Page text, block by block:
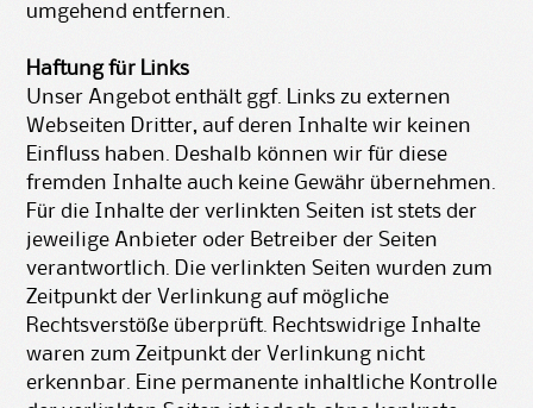
umgehend entfernen.
Haftung für Links
Unser Angebot enthält ggf. Links zu externen
Webseiten Dritter, auf deren Inhalte wir keinen
Einfluss haben. Deshalb können wir für diese
fremden Inhalte auch keine Gewähr übernehmen.
Für die Inhalte der verlinkten Seiten ist stets der
jeweilige Anbieter oder Betreiber der Seiten
verantwortlich. Die verlinkten Seiten wurden zum
Zeitpunkt der Verlinkung auf mögliche
Rechtsverstöße überprüft. Rechtswidrige Inhalte
waren zum Zeitpunkt der Verlinkung nicht
erkennbar. Eine permanente inhaltliche Kontrolle